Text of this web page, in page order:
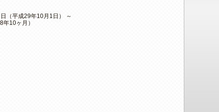
（平成29年10月1日） ～
年10ヶ月）